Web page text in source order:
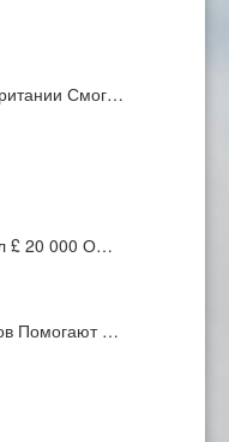
Смог…
£ 20 000 О…
Помогают …